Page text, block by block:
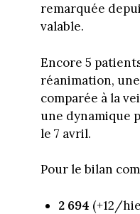
remarquée
valable.
Encore 5
réanimation,
comparée à la
une dynamique
le 7 avril.
Pour le bilan
2 694 (+12/